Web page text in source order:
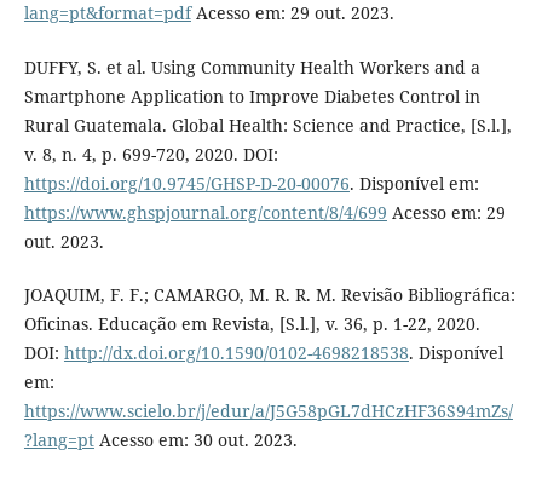
lang=pt&format=pdfAcesso em: 29 out. 2023.
DUFFY, S. et al. Using Community Health Workers and a
Smartphone Application to Improve Diabetes Control in
Rural Guatemala. Global Health: Science and Practice, [S.l.],
v. 8, n. 4, p. 699-720, 2020. DOI:
https://doi.org/10.9745/GHSP-D-20-00076. Disponível em:
https://www.ghspjournal.org/content/8/4/699 Acesso em: 29
out. 2023.
JOAQUIM, F. F.; CAMARGO, M. R. R. M. Revisão Bibliográfica:
Oficinas. Educação em Revista, [S.l.], v. 36, p. 1-22, 2020.
DOI: http://dx.doi.org/10.1590/0102-4698218538. Disponível
em:
https://www.scielo.br/j/edur/a/J5G58pGL7dHCzHF36S94mZs/
?lang=ptAcesso em: 30 out. 2023.